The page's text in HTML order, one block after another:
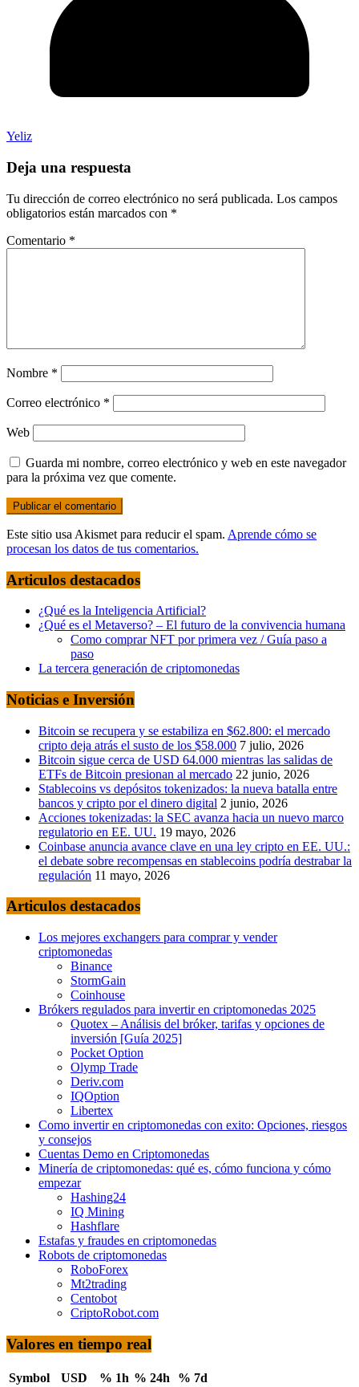
Yeliz
Deja una respuesta
Tu dirección de correo electrónico no será publicada. Los campos
obligatorios están marcados con *
Comentario *
Nombre *
Correo electrónico *
Web
Guarda mi nombre, correo electrónico y web en este navegador
para la próxima vez que comente.
Este sitio usa Akismet para reducir el spam. Aprende cómo se
procesan los datos de tus comentarios.
Articulos destacados
¿Qué es la Inteligencia Artificial?
¿Qué es el Metaverso? – El futuro de la convivencia humana
Como comprar NFT por primera vez / Guía paso a
paso
La tercera generación de criptomonedas
Noticias e Inversión
Bitcoin se recupera y se estabiliza en $62.800: el mercado
cripto deja atrás el susto de los $58.000 7 julio, 2026
Bitcoin sigue cerca de USD 64.000 mientras las salidas de
ETFs de Bitcoin presionan al mercado 22 junio, 2026
Stablecoins vs depósitos tokenizados: la nueva batalla entre
bancos y cripto por el dinero digital 2 junio, 2026
Acciones tokenizadas: la SEC avanza hacia un nuevo marco
regulatorio en EE. UU. 19 mayo, 2026
Coinbase anuncia avance clave en una ley cripto en EE. UU.:
el debate sobre recompensas en stablecoins podría destrabar la
regulación 11 mayo, 2026
Articulos destacados
Los mejores exchangers para comprar y vender
criptomonedas
Binance
StormGain
Coinhouse
Brókers regulados para invertir en criptomonedas 2025
Quotex – Análisis del bróker, tarifas y opciones de
inversión [Guía 2025]
Pocket Option
Olymp Trade
Deriv.com
IQOption
Libertex
Como invertir en criptomonedas con exito: Opciones, riesgos
y consejos
Cuentas Demo en Criptomonedas
Minería de criptomonedas: qué es, cómo funciona y cómo
empezar
Hashing24
IQ Mining
Hashflare
Estafas y fraudes en criptomonedas
Robots de criptomonedas
RoboForex
Mt2trading
Centobot
CriptoRobot.com
Valores en tiempo real
Symbol USD % 1h % 24h
% 7d